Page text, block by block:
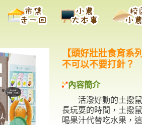
【頭好壯壯食育系
不可以不要打針？
內容簡介
活潑好動的土撥鼠
長玩耍的時間，土撥
喝果汁代替吃水果，